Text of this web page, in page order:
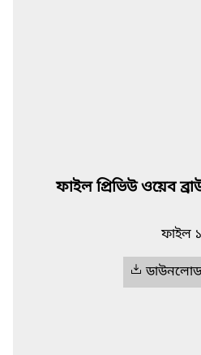
ফাইল প্রিভিউ ওয়েব
ফাইল ১